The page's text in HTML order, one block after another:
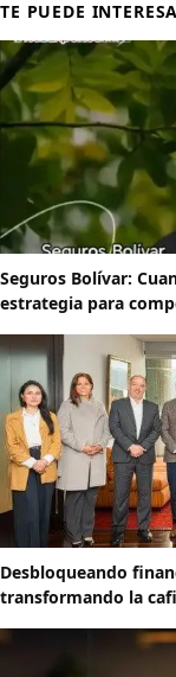
TE PUEDE
Seguros Bolívar:
estrategia para
Desbloqueando
transformando la